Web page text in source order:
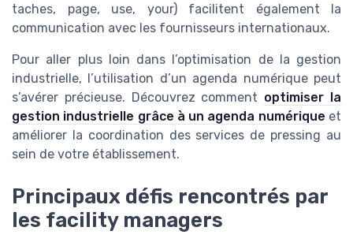
taches, page, use, your) facilitent également la
communication avec les fournisseurs internationaux.
Pour aller plus loin dans l’optimisation de la gestion
industrielle, l’utilisation d’un agenda numérique peut
s’avérer précieuse. Découvrez comment optimiser la
gestion industrielle grâce à un agenda numérique et
améliorer la coordination des services de pressing au
sein de votre établissement.
Principaux défis rencontrés par
les facility managers